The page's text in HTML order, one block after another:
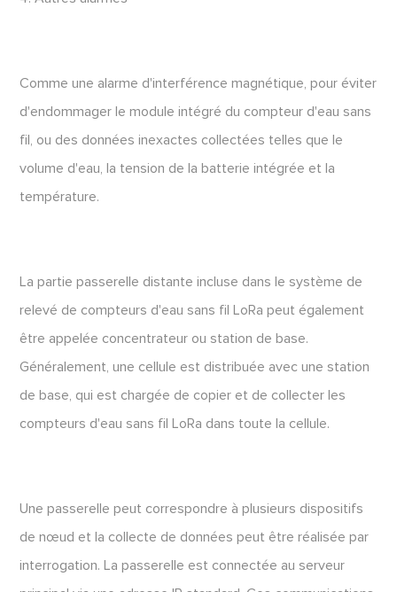
Comme une alarme d'interférence magnétique, pour éviter
d'endommager le module intégré du compteur d'eau sans
fil, ou des données inexactes collectées telles que le
volume d'eau, la tension de la batterie intégrée et la
température.
La partie passerelle distante incluse dans le système de
relevé de compteurs d'eau sans fil LoRa peut également
être appelée concentrateur ou station de base.
Généralement, une cellule est distribuée avec une station
de base, qui est chargée de copier et de collecter les
compteurs d'eau sans fil LoRa dans toute la cellule.
Une passerelle peut correspondre à plusieurs dispositifs
de nœud et la collecte de données peut être réalisée par
interrogation. La passerelle est connectée au serveur